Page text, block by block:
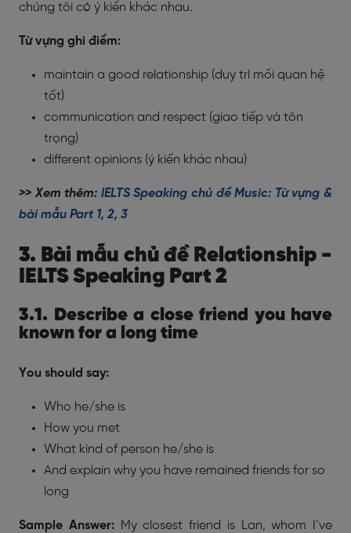
chúng tôi có ý kiến khác nhau.
Từ vựng ghi điểm:
maintain a good relationship (duy trì mối quan hệ
tốt)
communication and respect (giao tiếp và tôn
trọng)
different opinions (ý kiến khác nhau)
>> Xem thêm: IELTS Speaking chủ đề Music: Từ vựng &
bài mẫu Part 1, 2, 3
3. Bài mẫu chủ đề Relationship -
IELTS Speaking Part 2
3.1. Describe a close friend you have
known for a long time
You should say:
Who he/she is
How you met
What kind of person he/she is
And explain why you have remained friends for so
long
Sample Answer:My closest friend is Lan, whom I’ve